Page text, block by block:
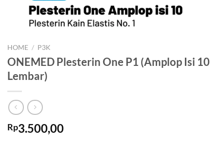
HOME / P3K
ONEMED Plesterin One P1 (Amplop Isi 10
Lembar)
Rp3.500,00